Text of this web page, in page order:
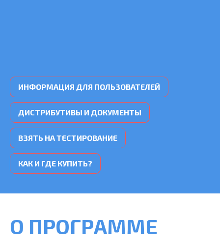
ИНФОРМАЦИЯ ДЛЯ ПОЛЬЗОВАТЕЛЕЙ
ДИСТРИБУТИВЫ И ДОКУМЕНТЫ
ВЗЯТЬ НА ТЕСТИРОВАНИЕ
КАК И ГДЕ КУПИТЬ?
О ПРОГРАММЕ